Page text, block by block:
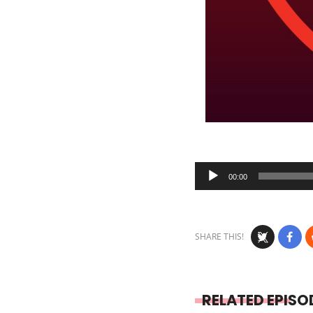
Audio
Player
00:00
SHARE THIS!
RELATED